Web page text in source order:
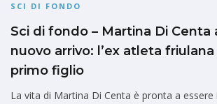
SCI DI FONDO
Sci di fondo – Martina Di Centa
nuovo arrivo: l’ex atleta
primo figlio
La vita di Martina Di Centa è pronta a essere